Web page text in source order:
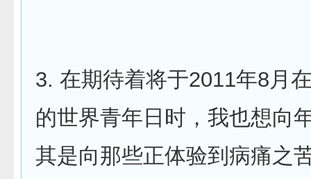
3. 在期待着将于2011年8月
的世界青年日时，我也想向
其是向那些正体验到病痛之